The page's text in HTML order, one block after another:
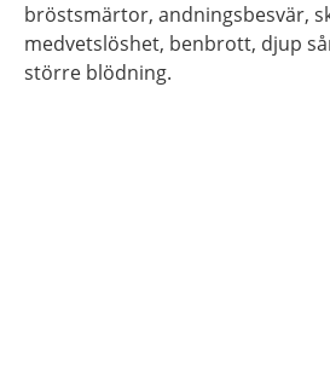
bröstsmärtor, andningsbesvär,
medvetslöshet, benbrott, djup
större blödning.